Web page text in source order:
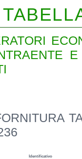
Identificativo